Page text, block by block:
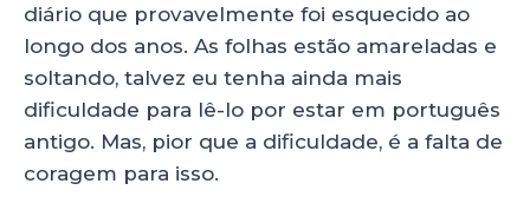
diário que provavelmente foi esquecido ao
longo dos anos. As folhas estão amareladas e
soltando, talvez eu tenha ainda mais
dificuldade para lê-lo por estar em português
antigo. Mas, pior que a dificuldade, é a falta de
coragem para isso.